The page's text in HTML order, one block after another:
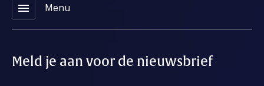
menu Menu
Meld je aan voor de nieuwsbrief